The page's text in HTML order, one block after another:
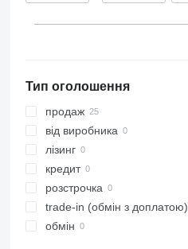
Тип оголошення
продаж
від виробника
лізинг
кредит
розстрочка
trade-in (обмін з доплатою)
обмін